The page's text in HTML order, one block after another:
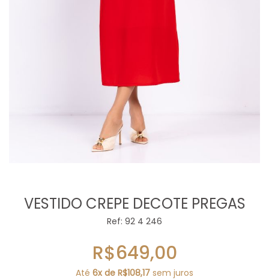
VESTIDO CREPE DECOTE PREGAS
Ref: 92 4 246
R$649,00
Até 6x de R$108,17 sem juros